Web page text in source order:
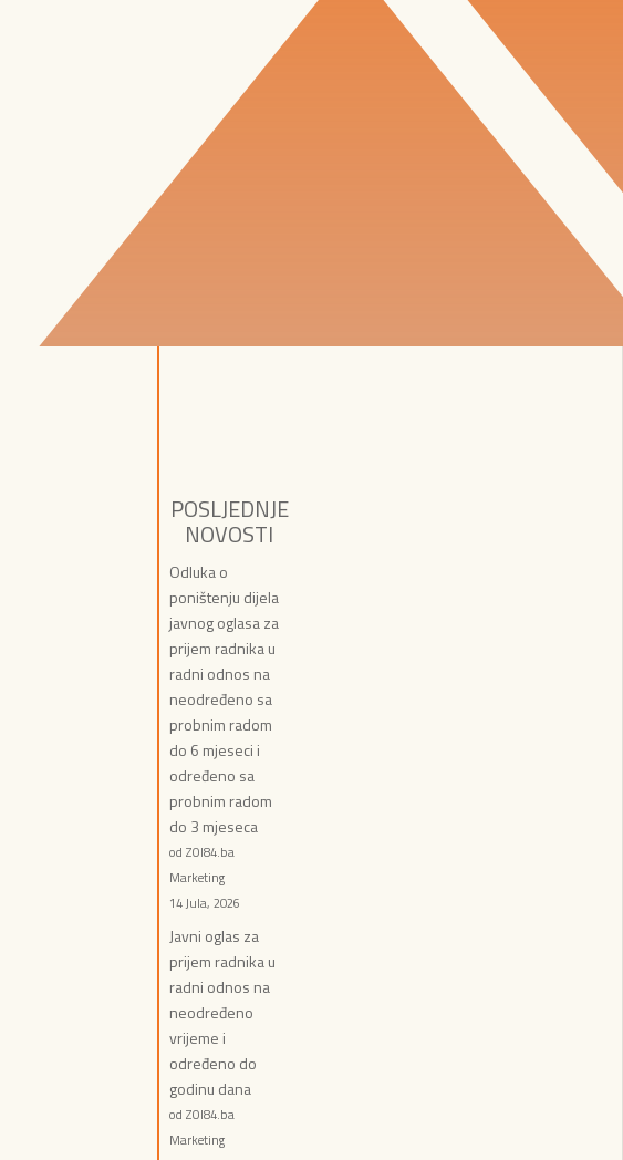
POSLJEDNJE
NOVOSTI
Odluka o
poništenju dijela
javnog oglasa za
prijem radnika u
radni odnos na
neodređeno sa
probnim radom
do 6 mjeseci i
određeno sa
probnim radom
do 3 mjeseca
od ZOI84.ba
Marketing
14 Jula, 2026
Javni oglas za
prijem radnika u
radni odnos na
neodređeno
vrijeme i
određeno do
godinu dana
od ZOI84.ba
Marketing